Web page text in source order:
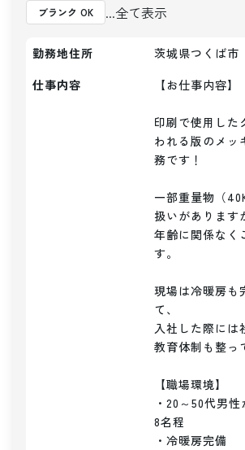
ブランク OK ...全て表示
勤務地住所
茨城県つくば市
仕事内容
【お仕事内容】
印刷で使用した
われる版のメッ
務です！
一部重量物（
扱いがあります
年齢に関係なく
す。
現場は冷暖房も
て、
入社した際には
教育体制も整っ
【職場環境】
・20～50代男
8名程
・冷暖房完備